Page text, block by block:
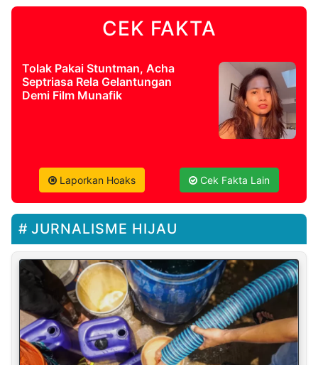
CEK FAKTA
Tolak Pakai Stuntman, Acha
Septriasa Rela Gelantungan
Demi Film Munafik
Laporkan Hoaks Cek Fakta Lain
JURNALISME HIJAU